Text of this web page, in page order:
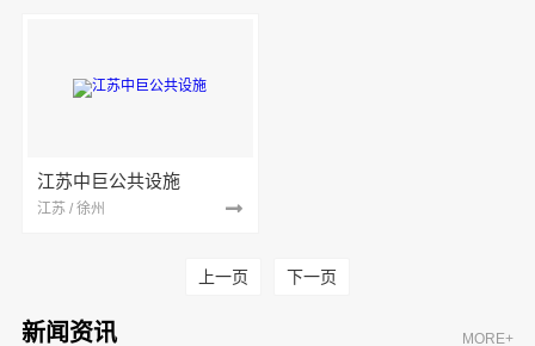
江苏中巨公共设施
江苏 / 徐州
上一页 下一页
新闻资讯 MORE+